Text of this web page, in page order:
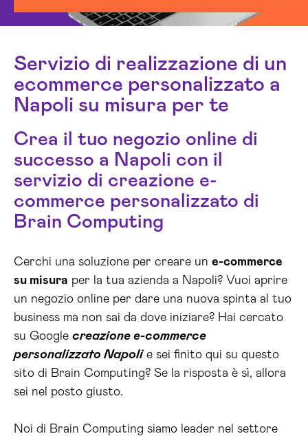
Servizio di realizzazione di un
ecommerce personalizzato a
Napoli su misura per te
Crea il tuo negozio online di
successo a Napoli con il
servizio di creazione e-
commerce personalizzato di
Brain Computing
Cerchi una soluzione per creare un e-commerce
su misura per la tua azienda a Napoli? Vuoi aprire
un negozio online per dare una nuova spinta al tuo
business ma non sai da dove iniziare? Hai cercato
su Google creazione e-commerce
personalizzato Napolie sei finito qui su questo
sito di Brain Computing? Se la risposta è sì, allora
sei nel posto giusto.
Noi di Brain Computing siamo leader nel settore